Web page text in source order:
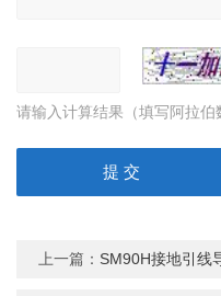
请输入计算结果（填写阿拉
上一篇： SM90H接地引线